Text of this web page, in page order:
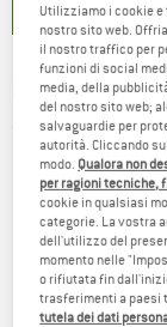
DYNAFIT -
(0)
Utilizziamo i cookie
nostro sito web.
il nostro traffico per
funzioni di social
media, della
del nostro sito web;
salvaguardie per
autorità. Cliccando
modo. Qualora non
per ragioni tecniche,
cookie in qualsiasi
categorie. La vostra
dell'utilizzo del
momento nelle
o rifiutata fin
trasferimenti a paesi
tutela dei dati